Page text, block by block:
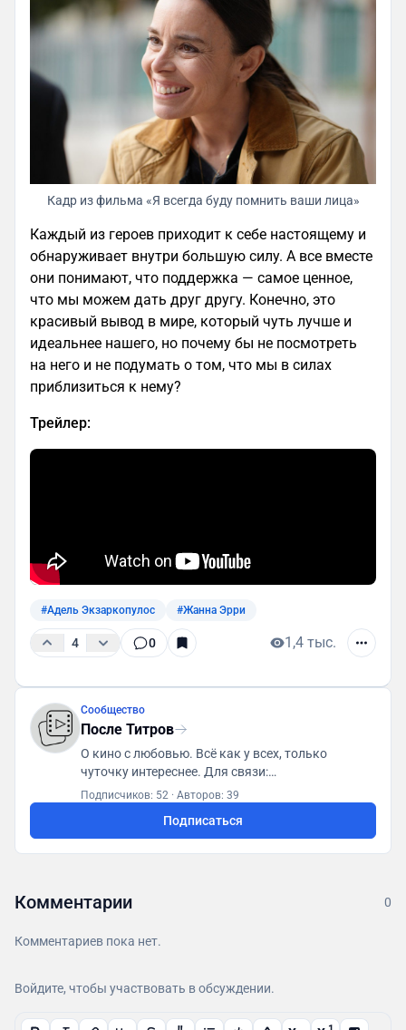
Кадр из фильма «Я всегда буду помнить ваши лица»
Каждый из героев приходит к себе настоящему и
обнаруживает внутри большую силу. А все вместе
они понимают, что поддержка — самое ценное,
что мы можем дать друг другу. Конечно, это
красивый вывод в мире, который чуть лучше и
идеальнее нашего, но почему бы не посмотреть
на него и не подумать о том, что мы в силах
приблизиться к нему?
Трейлер:
#Адель Экзаркопулос #Жанна Эрри
4 0 1,4 тыс.
Сообщество
После Титров
О кино с любовью. Всё как у всех, только
чуточку интереснее. Для связи:
posletitrov@yandex.ru
Подписчиков: 52 · Авторов: 39
Подписаться
Комментарии 0
Комментариев пока нет.
Войдите, чтобы участвовать в обсуждении.